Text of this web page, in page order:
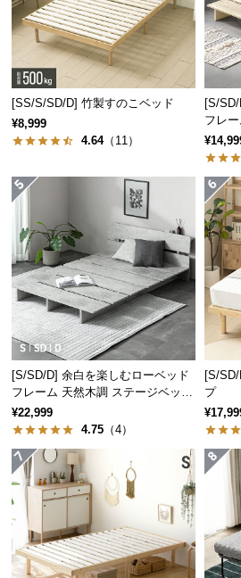
ー
ビ
に
つ
い
て
搬
経
に
つ
い
て
品・
キ
ャ
ン
ル
に
つ
い
て
代の生活にも取り入れやすいデ
た。
断熱・防音性に優れた中材
ベッドの中材には、断熱と防音
用。夏は涼しく冬は温かいベッ
す。
[SS/S/SD/D] 竹製すのこベッド
¥8,999
4.64（11）
[S/
フレ
ロボッ
[S/SD/D] 余白を楽しむローベッド
フレーム 天然木調 ステージベッド
2口コンセントタイプ
¥22,999
4.75 （4）
[S/
プ